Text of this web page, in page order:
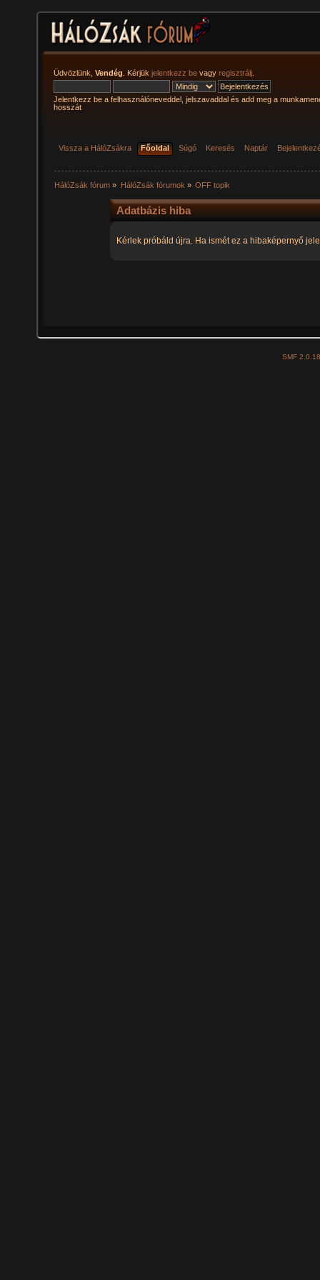
Üdvözlünk, Vendég . Kérjük jelentkezz be vagy regisztrálj
Jelentkezz be a felhasználóneveddel, jelszavaddal és add meg a
hosszát
Vissza a HálóZsákra Főoldal Súgó Keresés Naptár
HálóZsák fórum » HálóZsák fórumok » OFF topik
Adatbázis hiba
Kérlek próbáld újra. Ha ismét ez a hibaképernyő
SMF 2.0.18